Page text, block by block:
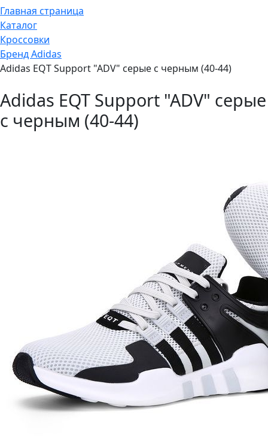
Главная страница
Каталог
Кроссовки
Бренд Adidas
Adidas EQT Support "ADV" серые с черным (40-44)
Adidas EQT Support "ADV" серые
с черным (40-44)